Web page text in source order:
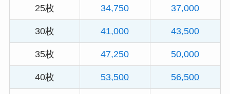
25枚 34,750 37,000
30枚 41,000 43,500
35枚 47,250 50,000
40枚 53,500 56,500